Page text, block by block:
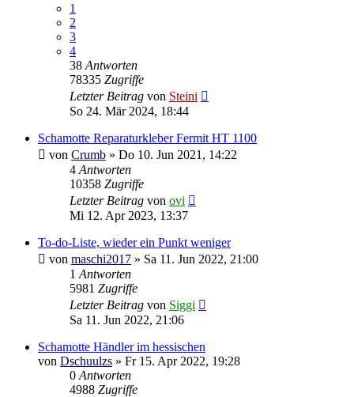
1
2
3
4
38 Antworten
78335 Zugriffe
Letzter Beitrag von Steini
So 24. Mär 2024, 18:44
Schamotte Reparaturkleber Fermit HT 1100
von Crumb » Do 10. Jun 2021, 14:22
4 Antworten
10358 Zugriffe
Letzter Beitrag von ovi
Mi 12. Apr 2023, 13:37
To-do-Liste, wieder ein Punkt weniger
von maschi2017 » Sa 11. Jun 2022, 21:00
1 Antworten
5981 Zugriffe
Letzter Beitrag von Siggi
Sa 11. Jun 2022, 21:06
Schamotte Händler im hessischen
von Dschuulzs » Fr 15. Apr 2022, 19:28
0 Antworten
4988 Zugriffe